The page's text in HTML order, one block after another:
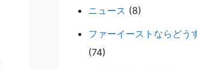
ニュース (8)
ファーイーストならどう
(74)